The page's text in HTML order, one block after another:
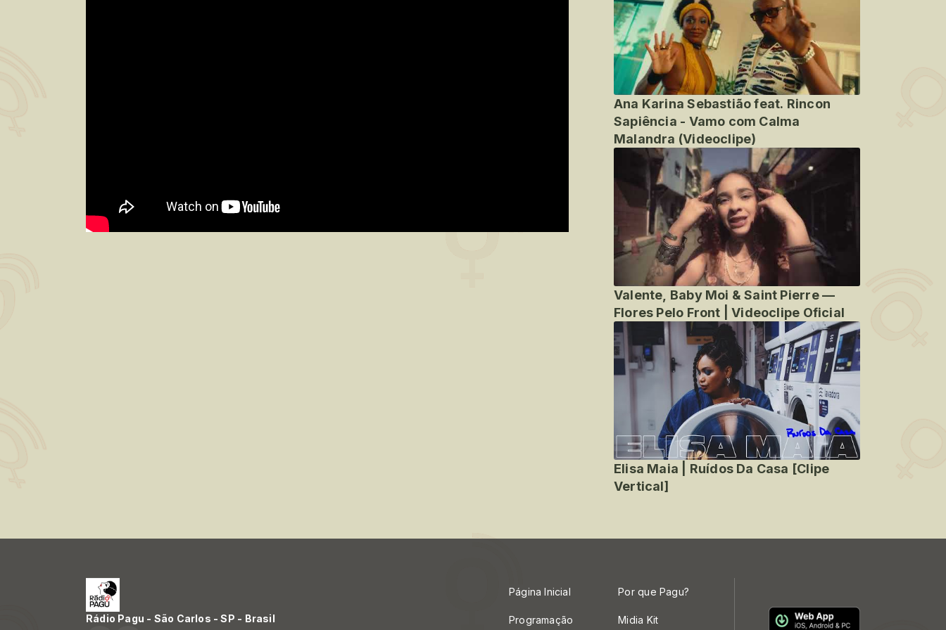
Ana Karina Sebastião feat. Rincon
Sapiência - Vamo com Calma
Malandra (Videoclipe)
Valente, Baby Moi & Saint Pierre —
Flores Pelo Front | Videoclipe Oficial
Elisa Maia | Ruídos Da Casa [Clipe
Vertical]
Rádio Pagu - São Carlos - SP - Brasil
Página Inicial
Programação
Por que Pagu?
Midia Kit